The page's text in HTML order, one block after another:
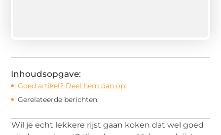
Inhoudsopgave:
Goed artikel? Deel hem dan op:
Gerelateerde berichten:
Wil je echt lekkere rijst gaan koken dat wel goed